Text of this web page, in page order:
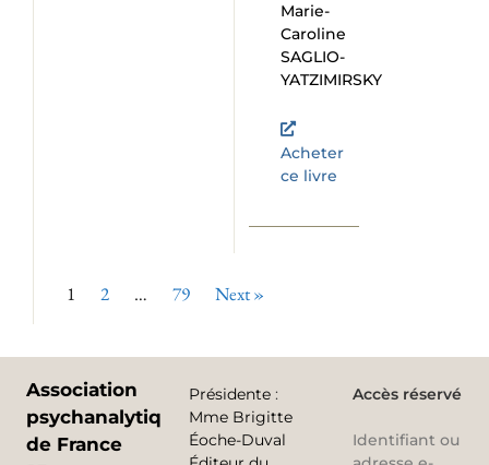
Marie-
Caroline
SAGLIO-
YATZIMIRSKY
Acheter
ce livre
1 2 … 79 Next »
Association
psychanalytique
de France
Présidente :
Mme Brigitte
Éoche-Duval
Accès réservé
Identifiant ou